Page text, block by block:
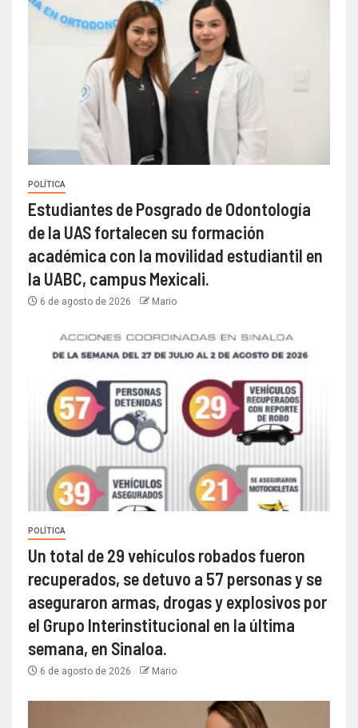
POLÍTICA
Estudiantes de Posgrado de Odontología
de la UAS fortalecen su formación
académica con la movilidad estudiantil en
la UABC, campus Mexicali.
6 de agosto de 2026 Mario
POLÍTICA
Un total de 29 vehículos robados fueron
recuperados, se detuvo a 57 personas y se
aseguraron armas, drogas y explosivos por
el Grupo Interinstitucional en la última
semana, en Sinaloa.
6 de agosto de 2026 Mario